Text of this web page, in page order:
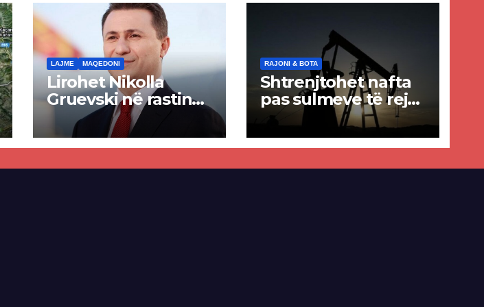
LAJME MAQEDONI
Lirohet Nikolla
Gruevski në rastin
“Talir 2”, gjykata
rrëzon akuzat për
ndërtimin e
paligjshëm të selisë
RAJONI & BOTA
Shtrenjtohet nafta
pas sulmeve të reja
SHBA–Iran